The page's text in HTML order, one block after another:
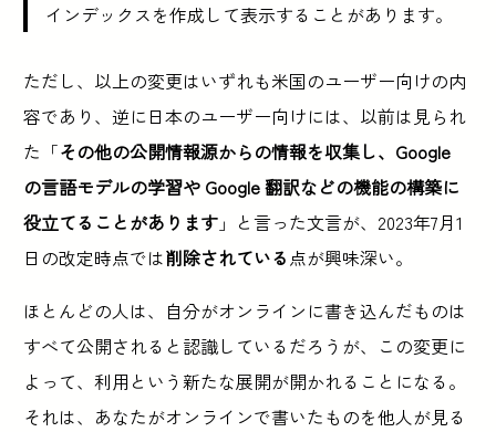
インデックスを作成して表示することがあります。
ただし、以上の変更はいずれも米国のユーザー向けの内
容であり、逆に日本のユーザー向けには、以前は見られ
た「その他の公開情報源からの情報を収集し、Google
の言語モデルの学習や Google 翻訳などの機能の構築に
役立てることがあります 」と言った文言が、2023年7月1
日の改定時点では削除されている点が興味深い。
ほとんどの人は、自分がオンラインに書き込んだものは
すべて公開されると認識しているだろうが、この変更に
よって、利用という新たな展開が開かれることになる。
それは、あなたがオンラインで書いたものを他人が見る